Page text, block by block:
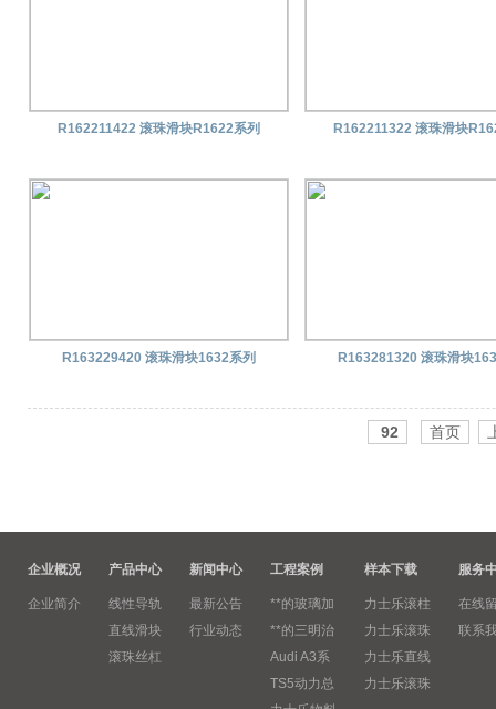
R162211422 滚珠滑块R1622系列 R162211322 滚珠滑块
R163229420 滚珠滑块1632系列 R163281320 滚珠滑块
92 首页
企业概况
企业简介
产品中心
线性导轨
直线滑块
滚珠丝杠
新闻中心
最新公告
行业动态
工程案例
**的玻璃加
**的三明治
Audi A3系
TS5动力总
样本下载
力士乐滚柱
力士乐滚珠
力士乐直线
力士乐滚珠
服务
在线
联系